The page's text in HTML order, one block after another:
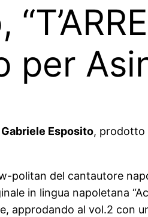
per
Gabriele Esposito, prodotto
politan del cantautore
in lingua napoletana
approdando al vol.2 con